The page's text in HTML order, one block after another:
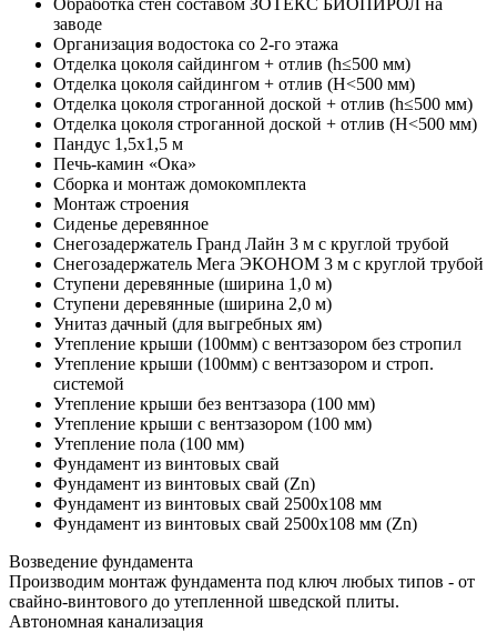
Обработка стен составом ЗОТЕКС БИОПИРОЛ на
заводе
Организация водостока со 2-го этажа
Отделка цоколя сайдингом + отлив (h≤500 мм)
Отделка цоколя сайдингом + отлив (Н<500 мм)
Отделка цоколя строганной доской + отлив (h≤500 мм)
Отделка цоколя строганной доской + отлив (Н<500 мм)
Пандус 1,5х1,5 м
Печь-камин «Ока»
Сборка и монтаж домокомплекта
Монтаж строения
Сиденье деревянное
Снегозадержатель Гранд Лайн 3 м с круглой трубой
Снегозадержатель Мега ЭКОНОМ 3 м с круглой трубой
Ступени деревянные (ширина 1,0 м)
Ступени деревянные (ширина 2,0 м)
Унитаз дачный (для выгребных ям)
Утепление крыши (100мм) с вентзазором без стропил
Утепление крыши (100мм) с вентзазором и строп.
системой
Утепление крыши без вентзазора (100 мм)
Утепление крыши с вентзазором (100 мм)
Утепление пола (100 мм)
Фундамент из винтовых свай
Фундамент из винтовых свай (Zn)
Фундамент из винтовых свай 2500х108 мм
Фундамент из винтовых свай 2500х108 мм (Zn)
Возведение фундамента
Производим монтаж фундамента под ключ любых типов - от
свайно-винтового до утепленной шведской плиты.
Автономная канализация